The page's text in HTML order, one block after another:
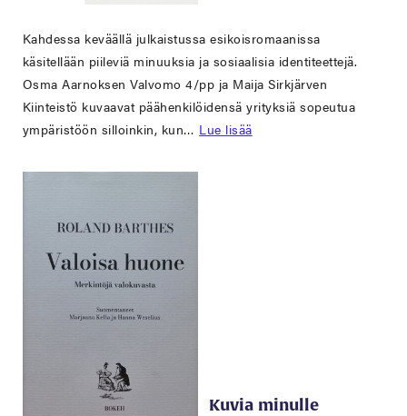
Kahdessa keväällä julkaistussa esikoisromaanissa
käsitellään piileviä minuuksia ja sosiaalisia identiteettejä.
Osma Aarnoksen Valvomo 4/pp ja Maija Sirkjärven
Kiinteistö kuvaavat päähenkilöidensä yrityksiä sopeutua
ympäristöön silloinkin, kun… Lue lisää
Kuvia minulle